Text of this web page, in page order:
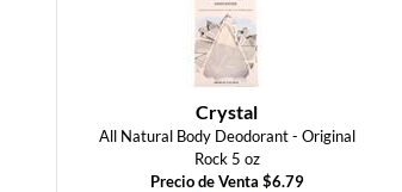
Crystal
All Natural Body Deodorant - Original
Rock 5 oz
Precio de Venta $6.79